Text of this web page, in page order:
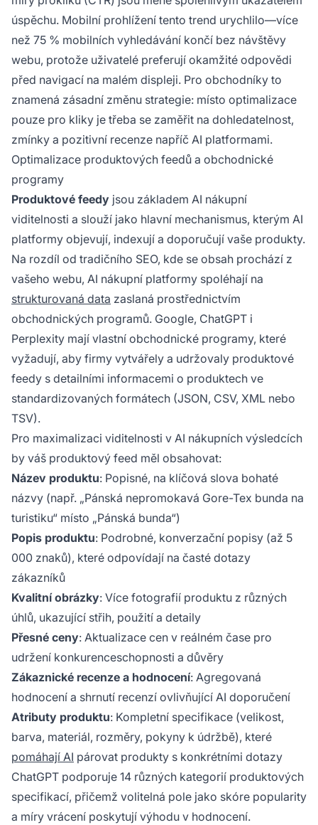
úspěchu. Mobilní prohlížení tento trend urychlilo—více
než 75 % mobilních vyhledávání končí bez návštěvy
webu, protože uživatelé preferují okamžité odpovědi
před navigací na malém displeji. Pro obchodníky to
znamená zásadní změnu strategie: místo optimalizace
pouze pro kliky je třeba se zaměřit na dohledatelnost,
zmínky a pozitivní recenze napříč AI platformami.
Optimalizace produktových feedů a obchodnické
programy
Produktové feedy jsou základem AI nákupní
viditelnosti a slouží jako hlavní mechanismus, kterým AI
platformy objevují, indexují a doporučují vaše produkty.
Na rozdíl od tradičního SEO, kde se obsah prochází z
vašeho webu, AI nákupní platformy spoléhají na
strukturovaná data zaslaná prostřednictvím
obchodnických programů. Google, ChatGPT i
Perplexity mají vlastní obchodnické programy, které
vyžadují, aby firmy vytvářely a udržovaly produktové
feedy s detailními informacemi o produktech ve
standardizovaných formátech (JSON, CSV, XML nebo
TSV).
Pro maximalizaci viditelnosti v AI nákupních výsledcích
by váš produktový feed měl obsahovat:
Název produktu: Popisné, na klíčová slova bohaté
názvy (např. „Pánská nepromokavá Gore-Tex bunda na
turistiku“ místo „Pánská bunda“)
Popis produktu: Podrobné, konverzační popisy (až 5
000 znaků), které odpovídají na časté dotazy
zákazníků
Kvalitní obrázky: Více fotografií produktu z různých
úhlů, ukazující střih, použití a detaily
Přesné ceny: Aktualizace cen v reálném čase pro
udržení konkurenceschopnosti a důvěry
Zákaznické recenze a hodnocení: Agregovaná
hodnocení a shrnutí recenzí ovlivňující AI doporučení
Atributy produktu: Kompletní specifikace (velikost,
barva, materiál, rozměry, pokyny k údržbě), které
pomáhají AI párovat produkty s konkrétními dotazy
ChatGPT podporuje 14 různých kategorií produktových
specifikací, přičemž volitelná pole jako skóre popularity
a míry vrácení poskytují výhodu v hodnocení.